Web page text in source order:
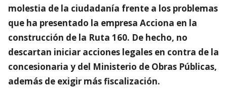
molestia de la ciudadanía frente a los problemas
que ha presentado la empresa Acciona en la
construcción de la Ruta 160. De hecho, no
descartan iniciar acciones legales en contra de la
concesionaria y del Ministerio de Obras Públicas,
además de exigir más fiscalización.